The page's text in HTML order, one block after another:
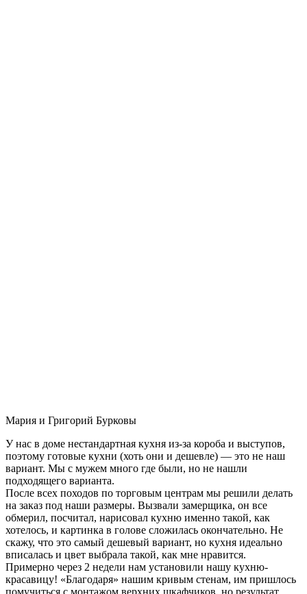
Мария и Григорий Бурковы
У нас в доме нестандартная кухня из-за короба и выступов,
поэтому готовые кухни (хоть они и дешевле) — это не наш
вариант. Мы с мужем много где были, но не нашли
подходящего варианта.
После всех походов по торговым центрам мы решили делать
на заказ под наши размеры. Вызвали замерщика, он все
обмерил, посчитал, нарисовал кухню именно такой, как
хотелось, и картинка в голове сложилась окончательно. Не
скажу, что это самый дешевый вариант, но кухня идеально
вписалась и цвет выбрала такой, как мне нравится.
Примерно через 2 недели нам установили нашу кухню-
красавицу! «Благодаря» нашим кривым стенам, им пришлось
помучиться с монтажом верхних шкафчиков, но результат